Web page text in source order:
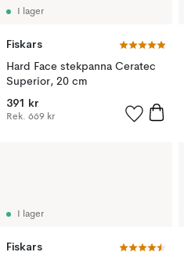
I lager
Fiskars
Hard Face stekpanna Ceratec
Superior, 20 cm
391 kr
Rek. 669 kr
I lager
Fiskars